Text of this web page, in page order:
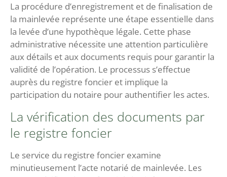
La procédure d’enregistrement et de finalisation de
la mainlevée représente une étape essentielle dans
la levée d’une hypothèque légale. Cette phase
administrative nécessite une attention particulière
aux détails et aux documents requis pour garantir la
validité de l’opération. Le processus s’effectue
auprès du registre foncier et implique la
participation du notaire pour authentifier les actes.
La vérification des documents par
le registre foncier
Le service du registre foncier examine
minutieusement l’acte notarié de mainlevée. Les